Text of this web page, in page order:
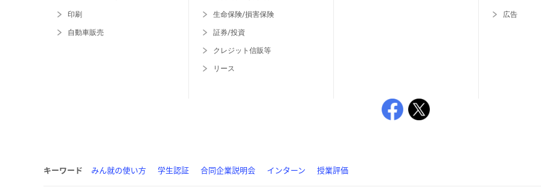
印刷
自動車販売
生命保険/損害保険
証券/投資
クレジット信販等
リース
広告
キーワード みん就の使い方 学生認証 合同企業説明会 インターン 授業評価